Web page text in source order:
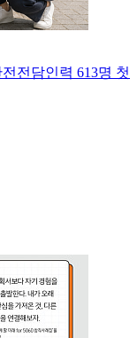
전담인력 613명 첫